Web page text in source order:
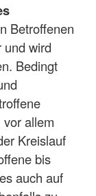
Betroffenen
und wird
Bedingt
allem
Kreislauf
bis
auch auf